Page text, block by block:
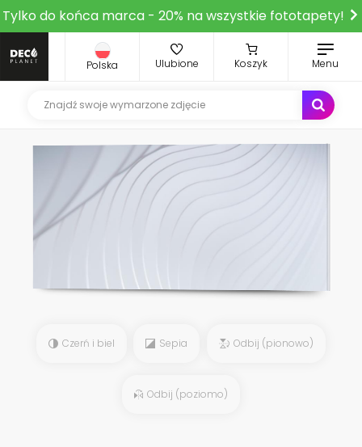
Tylko do końca marca - 20% na wszystkie fototapety!
Polska Ulubione Koszyk Menu
Czerń i biel Sepia Odbij (pionowo)
Odbij (poziomo)